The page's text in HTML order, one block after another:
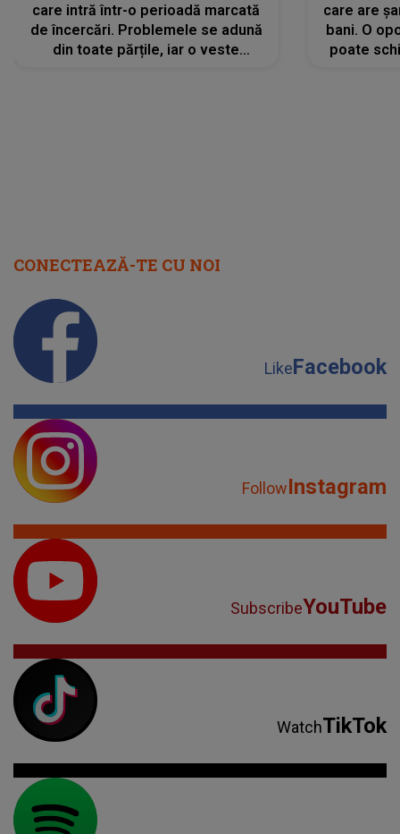
care intră într-o perioadă marcată
de încercări. Problemele se adună
din toate părțile, iar o veste
care are
bani. O
poate
CONECTEAZĂ-TE CU NOI
LikeFacebook
FollowInstagram
SubscribeYouTube
WatchTikTok